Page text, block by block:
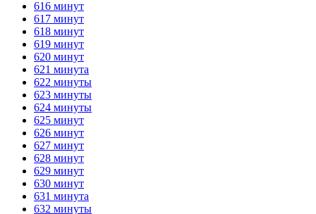
616 минут
617 минут
618 минут
619 минут
620 минут
621 минута
622 минуты
623 минуты
624 минуты
625 минут
626 минут
627 минут
628 минут
629 минут
630 минут
631 минута
632 минуты